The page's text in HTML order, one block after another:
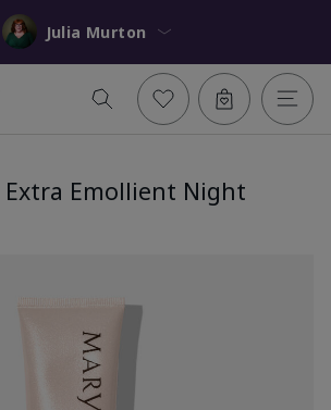
Julia Murton
Emollient Night